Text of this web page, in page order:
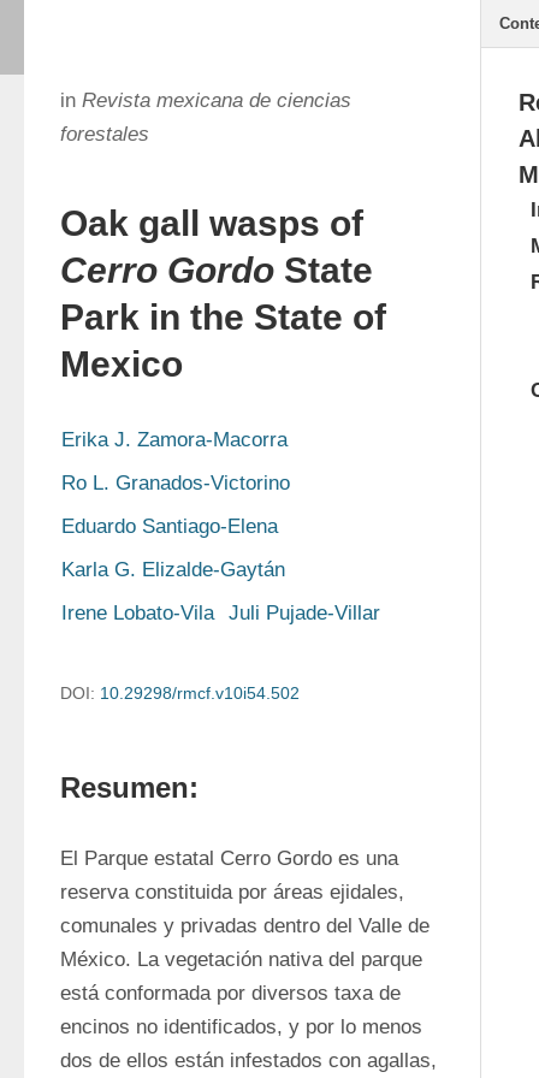
in Revista mexicana de ciencias
forestales
Oak gall wasps of
Cerro Gordo State
Park in the State of
Mexico
Erika J. Zamora-Macorra
Ro L. Granados-Victorino
Eduardo Santiago-Elena
Karla G. Elizalde-Gaytán
Irene Lobato-Vila
Juli Pujade-Villar
DOI: 10.29298/rmcf.v10i54.502
Resumen:
El Parque estatal Cerro Gordo es una
reserva constituida por áreas ejidales,
comunales y privadas dentro del Valle de
México. La vegetación nativa del parque
está conformada por diversos taxa de
encinos no identificados, y por lo menos
dos de ellos están infestados con agallas,